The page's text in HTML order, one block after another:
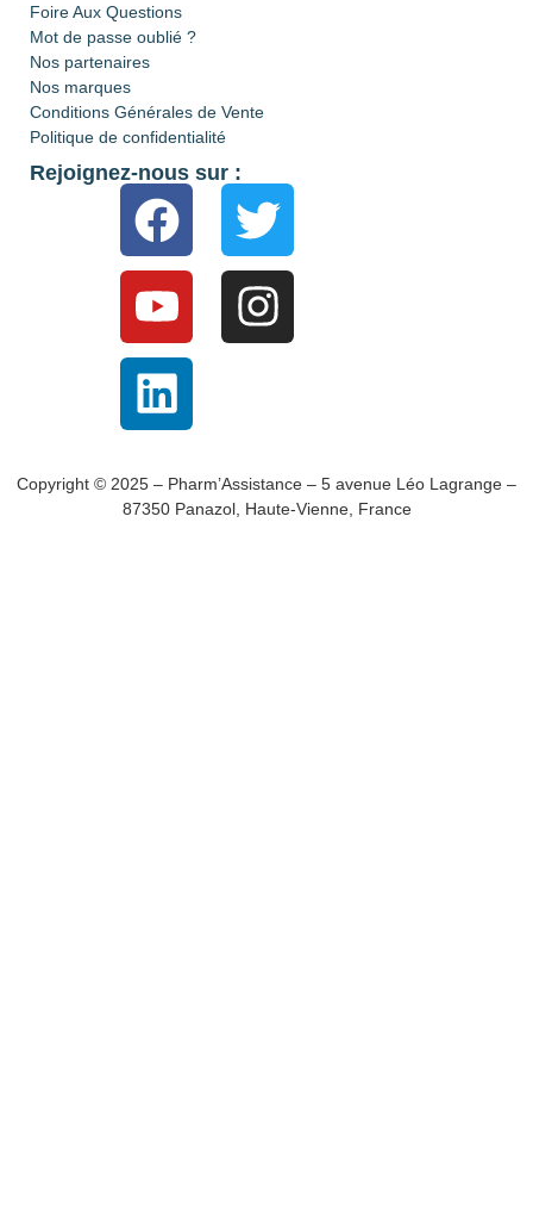
Foire Aux Questions
Mot de passe oublié ?
Nos partenaires
Nos marques
Conditions Générales de Vente
Politique de confidentialité
Rejoignez-nous sur :
Copyright © 2025 – Pharm’Assistance – 5 avenue Léo Lagrange –
87350 Panazol, Haute-Vienne, France